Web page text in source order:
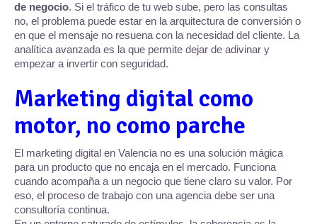
de negocio. Si el tráfico de tu web sube, pero las consultas
no, el problema puede estar en la arquitectura de conversión o
en que el mensaje no resuena con la necesidad del cliente. La
analítica avanzada es la que permite dejar de adivinar y
empezar a invertir con seguridad.
Marketing digital como
motor, no como parche
El marketing digital en Valencia no es una solución mágica
para un producto que no encaja en el mercado. Funciona
cuando acompaña a un negocio que tiene claro su valor. Por
eso, el proceso de trabajo con una agencia debe ser una
consultoría continua.